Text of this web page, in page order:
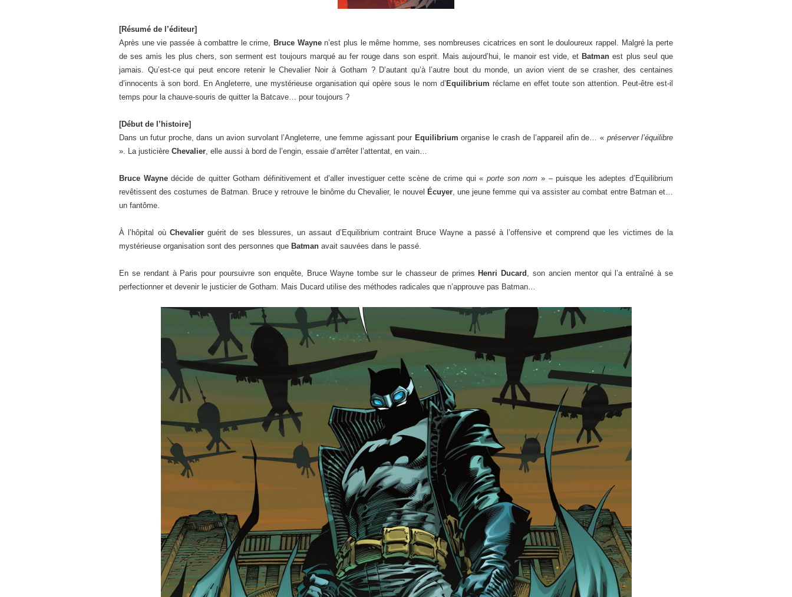
[Résumé de l’éditeur]
Après une vie passée à combattre le crime, Bruce Waynen’est plus le même homme, ses nombreuses cicatrices en sont le douloureux rappel. Malgré la perte
de ses amis les plus chers, son serment est toujours marqué au fer rouge dans son esprit. Mais aujourd’hui, le manoir est vide, et Batman est plus seul que
jamais. Qu’est-ce qui peut encore retenir le Chevalier Noir à Gotham ? D’autant qu’à l’autre bout du monde, un avion vient de se crasher, des centaines
d’innocents à son bord. En Angleterre, une mystérieuse organisation qui opère sous le nom d’ Equilibrium réclame en effet toute son attention. Peut-être est-il
temps pour la chauve-souris de quitter la Batcave… pour toujours ?
[Début de l’histoire]
Dans un futur proche, dans un avion survolant l’Angleterre, une femme agissant pour Equilibrium organise le crash de l’appareil afin de… « préserver l’équilibre
». La justicière Chevalier, elle aussi à bord de l’engin, essaie d’arrêter l’attentat, en vain…
Bruce Waynedécide de quitter Gotham définitivement et d’aller investiguer cette scène de crime qui « porte son nom » – puisque les adeptes d’Equilibrium
revêtissent des costumes de Batman. Bruce y retrouve le binôme du Chevalier, le nouvel Écuyer, une jeune femme qui va assister au combat entre Batman et…
un fantôme.
À l’hôpital où Chevalierguérit de ses blessures, un assaut d’Equilibrium contraint Bruce Wayne a passé à l’offensive et comprend que les victimes de la
mystérieuse organisation sont des personnes que Batman avait sauvées dans le passé.
En se rendant à Paris pour poursuivre son enquête, Bruce Wayne tombe sur le chasseur de primes Henri Ducard , son ancien mentor qui l’a entraîné à se
perfectionner et devenir le justicier de Gotham. Mais Ducard utilise des méthodes radicales que n’approuve pas Batman…